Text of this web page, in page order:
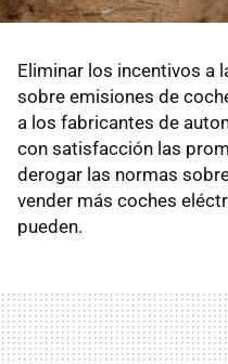
Eliminar los incentivos a
sobre emisiones de
a los fabricantes de
con satisfacción las
derogar las normas
vender más coches
pueden.